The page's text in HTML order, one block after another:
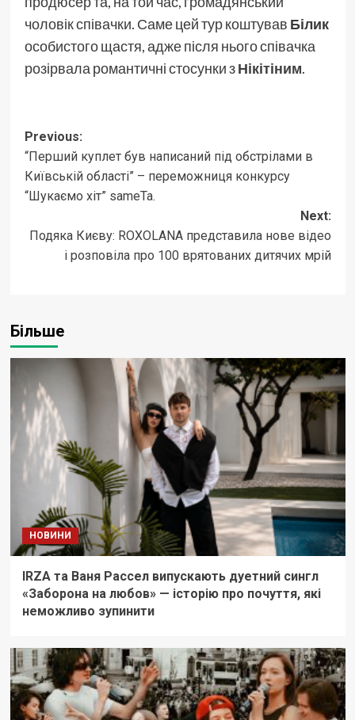
чоловік співачки. Саме цей тур коштував Білик
особистого щастя, адже після нього співачка
розірвала романтичні стосунки зНікітіним.
Post
navigation
Previous:
“Перший куплет був написаний під обстрілами в
Київській області” – переможниця конкурсу
“Шукаємо хіт” sameTa.
Next:
Подяка Києву: ROXOLANA представила нове відео
і розповіла про 100 врятованих дитячих мрій
Більше
НОВИНИ
IRZA та Ваня Рассел випускають дуетний сингл
«Заборона на любов» — історію про почуття, які
неможливо зупинити